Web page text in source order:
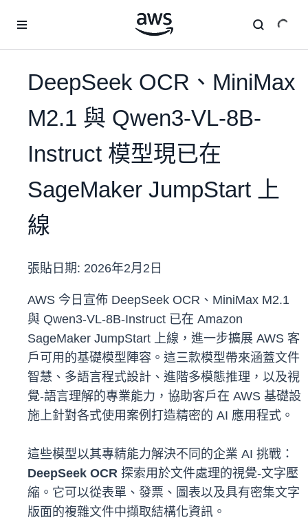
DeepSeek OCR、MiniMax
M2.1 與 Qwen3-VL-8B-
Instruct 模型現已在
SageMaker JumpStart 上
線
張貼日期: 2026年2月2日
AWS 今日宣佈 DeepSeek OCR、MiniMax M2.1
與 Qwen3-VL-8B-Instruct 已在 Amazon
SageMaker JumpStart 上線，進一步擴展 AWS 客
戶可用的基礎模型陣容。這三款模型帶來涵蓋文件
智慧、多語言程式設計、進階多模態推理，以及視
覺-語言理解的專業能力，協助客戶在 AWS 基礎設
施上針對各式使用案例打造精密的 AI 應用程式。
這些模型以其專精能力解決不同的企業 AI 挑戰：
DeepSeek OCR 探索用於文件處理的視覺-文字壓
縮。它可以從表單、發票、圖表以及具有密集文字
版面的複雜文件中擷取結構化資訊。